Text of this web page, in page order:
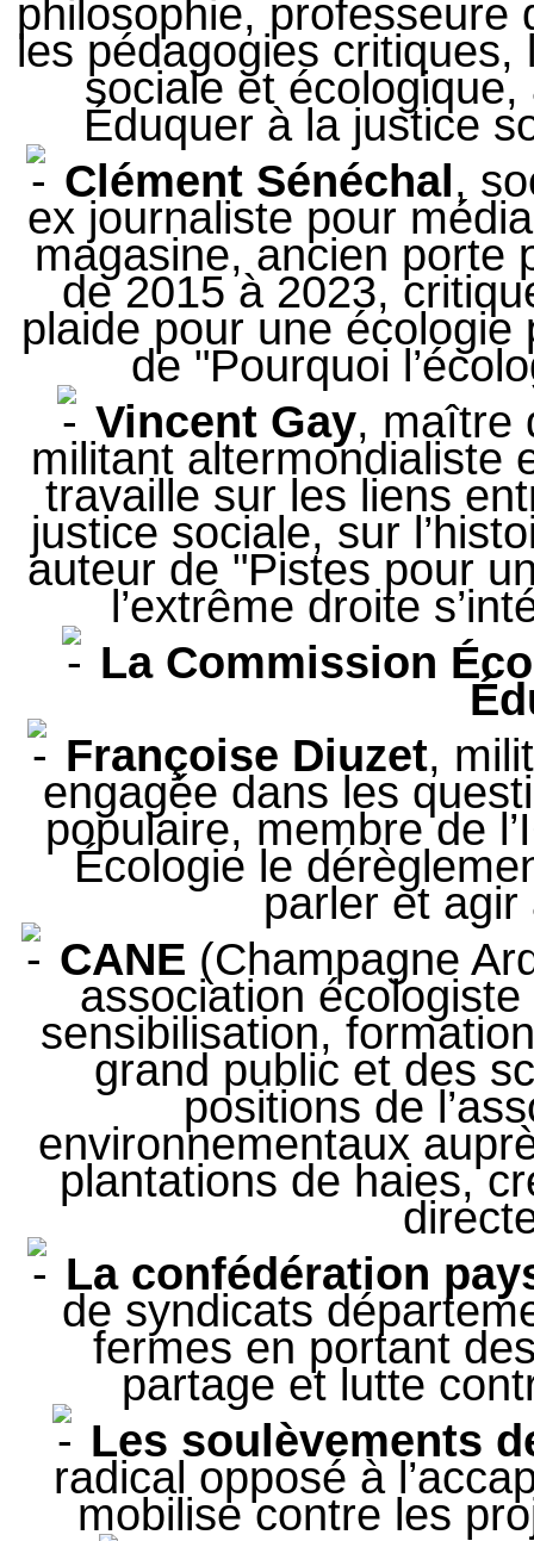
philosophie, professeure
les pédagogies critiques,
sociale et
Éduquer à la justice
Clément Sénéchal ,
ex journaliste pour
magasine, ancien porte
de 2015 à 2023,
plaide pour une
de "Pourquoi
Vincent Gay, maître
militant altermondialiste
travaille sur les liens
justice sociale, sur
auteur de "Pistes pour
l’extrême droite
La Commission
Françoise Diuzet,
engagée dans les
populaire, membre de
Écologie le
parler et
CANE (Champagne
association
sensibilisation,
grand public et des
positions de
environnementaux
plantations de haies,
La confédération
de syndicats
fermes en portant
partage et lutte
Les soulèvements
radical opposé à
mobilise contre les